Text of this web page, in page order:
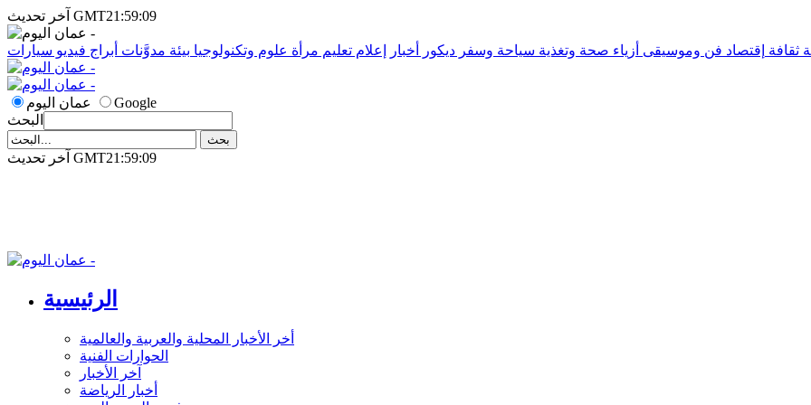
آخر تحديث GMT21:59:09
ثقافة إقتصاد فن وموسيقى أزياء صحة وتغذية سياحة وسفر ديكور أخبار إعلام تعليم مرأة علوم وتكنولوجيا بيئة مدوَّنات أبراج فيديو سيارات
عمان اليوم
Google
البحث
آخر تحديث GMT21:59:09
الرئيسية
أخر الأخبار المحلية والعربية والعالمية
الحوارات الفنية
آخر الأخبار
أخبار الرياضة